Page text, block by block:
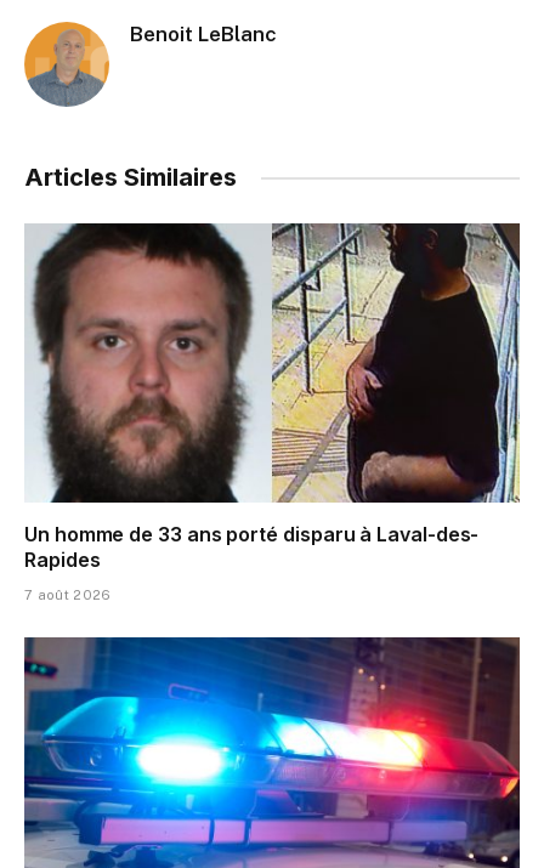
Benoit LeBlanc
Articles Similaires
Un homme de 33 ans porté disparu à Laval-des-
Rapides
7 août 2026